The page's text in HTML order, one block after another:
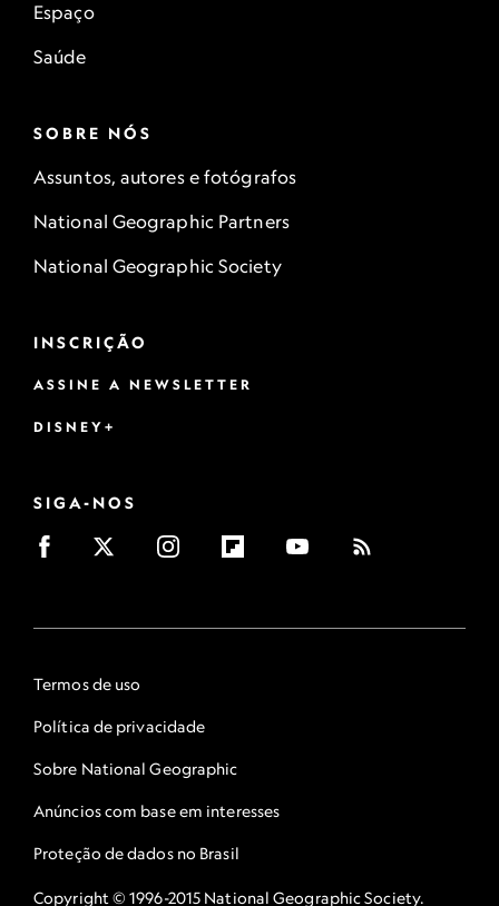
Espaço
Saúde
SOBRE NÓS
Assuntos, autores e fotógrafos
National Geographic Partners
National Geographic Society
INSCRIÇÃO
ASSINE A NEWSLETTER
DISNEY+
SIGA-NOS
Termos de uso
Política de privacidade
Sobre National Geographic
Anúncios com base em interesses
Proteção de dados no Brasil
Copyright © 1996-2015 National Geographic Society.